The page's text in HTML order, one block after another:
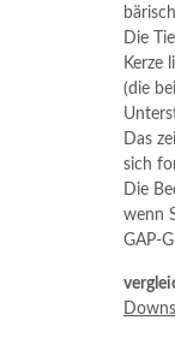
Die
Kerze
(die
Das
sich
Die
wenn
GAP-